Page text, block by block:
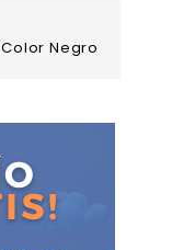
Negro